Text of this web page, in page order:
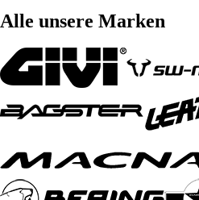
Alle unsere Marken